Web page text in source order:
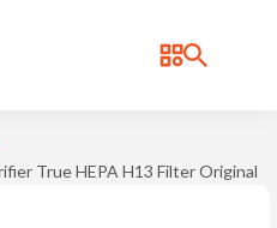
True HEPA H13 Filter Original